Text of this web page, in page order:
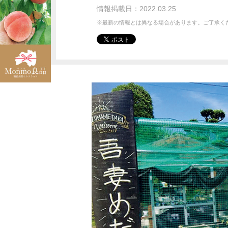
情報掲載日：2022.03.25
※最新の情報とは異なる場合があります。ご了承く